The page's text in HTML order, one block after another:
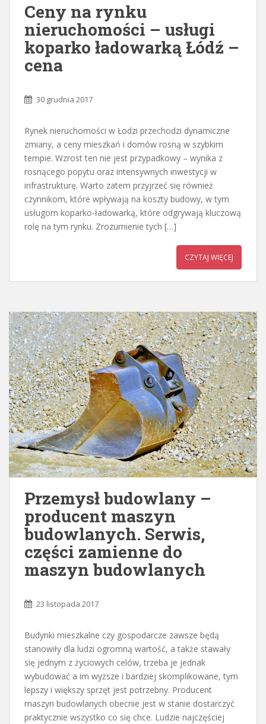
Ceny na rynku
nieruchomości – usługi
koparko ładowarką Łódź –
cena
30 grudnia 2017
Rynek nieruchomości w Łodzi przechodzi dynamiczne
zmiany, a ceny mieszkań i domów rosną w szybkim
tempie. Wzrost ten nie jest przypadkowy – wynika z
rosnącego popytu oraz intensywnych inwestycji w
infrastrukturę. Warto zatem przyjrzeć się również
czynnikom, które wpływają na koszty budowy, w tym
usługom koparko-ładowarką, które odgrywają kluczową
rolę na tym rynku. Zrozumienie tych […]
CZYTAJ WIĘCEJ
Przemysł budowlany –
producent maszyn
budowlanych. Serwis,
części zamienne do
maszyn budowlanych
23 listopada 2017
Budynki mieszkalne czy gospodarcze zawsze będą
stanowiły dla ludzi ogromną wartość, a także stawały
się jednym z życiowych celów, trzeba je jednak
wybudować a im wyższe i bardziej skomplikowane, tym
lepszy i większy sprzęt jest potrzebny. Producent
maszyn budowlanych obecnie jest w stanie dostarczyć
praktycznie wszystko co się chce. Ludzie najczęściej